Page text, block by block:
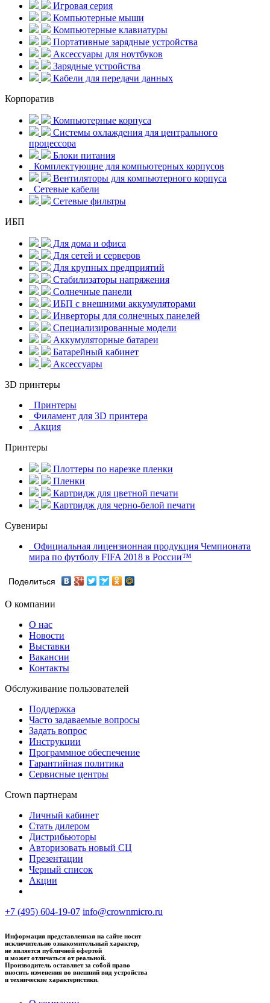
Игровая серия
Компьютерные мыши
Компьютерные клавиатуры
Портативные зарядные устройства
Аксессуары для ноутбуков
Зарядные устройства
Кабели для передачи данных
Корпоратив
Компьютерные корпуса
Системы охлаждения для центрального
процессора
Блоки питания
Комплектующие для компьютерных корпусов
Вентиляторы для компьютерного корпуса
Сетевые кабели
Сетевые фильтры
ИБП
Для дома и офиса
Для сетей и серверов
Для крупных предприятий
Стабилизаторы напряжения
Солнечные панели
ИБП с внешними аккумуляторами
Инверторы для солнечных панелей
Специализированные модели
Аккумуляторные батареи
Батарейный кабинет
Аксессуары
3D принтеры
Принтеры
Филамент для 3D принтера
Акция
Принтеры
Плоттеры по нарезке пленки
Пленки
Картридж для цветной печати
Картридж для черно-белой печати
Сувениры
Официальная лицензионная продукция Чемпионата
мира по футболу FIFA 2018 в России™
Поделиться
О компании
О нас
Новости
Выставки
Вакансии
Контакты
Обслуживание пользователей
Поддержка
Часто задаваемые вопросы
Задать вопрос
Инструкции
Программное обеспечение
Гарантийная политика
Сервисные центры
Crown партнерам
Личный кабинет
Стать дилером
Дистрибьюторы
Авторизовать новый СЦ
Презентации
Черный список
Акции
+7 (495) 604-19-07 info@crownmicro.ru
Информация представленная на сайте носит
исключительно ознакомительный характер,
не является публичной офертой
и может отличаться от реальной.
Производитель оставляет за собой право
вносить изменения во внешний вид устройства
и технические характеристики.